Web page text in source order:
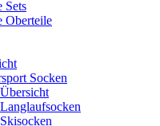
Sets
Oberteile
Socken
Übersicht
Langlaufsocken
Skisocken